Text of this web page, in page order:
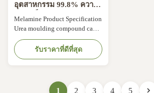
อุตสาหกรรม 99.8% ความ
บริสุทธิ์ Melamine Molding
Powder Melamine Resin
อิเล็กทรอนิกส์
Melamine Product Specification
Urea moulding compound can
be used for making plugs,
sockets, electrical switches,
buttons, etc. The Dongxin
Melamine Moulding Powder is
of melamine tableware. The
รับราคาที่ดีที่สุด
1 2 3 4 5